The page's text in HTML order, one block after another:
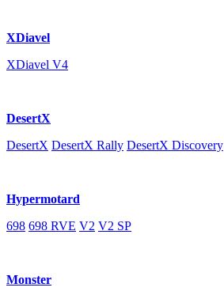
XDiavel
XDiavel V4
DesertX
DesertX DesertX Rally DesertX Discovery
Hypermotard
698 698 RVE V2 V2 SP
Monster